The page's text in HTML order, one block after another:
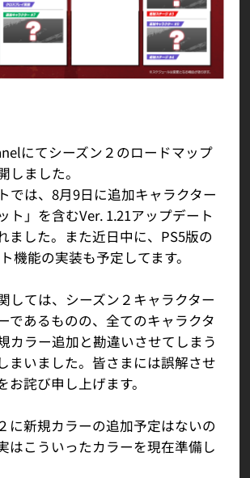
にてシーズン２のロードマップ
しました。
では、8月9日に追加キャラクター
ト」を含むVer. 1.21アップデート
ました。また近日中に、PS5版の
機能の実装も予定してます。
しては、シーズン２キャラクター
であるものの、全てのキャラクタ
カラー追加と勘違いさせてしまう
まいました。皆さまには誤解させ
お詫び申し上げます。
に新規カラーの追加予定はないの
はこういったカラーを現在準備し